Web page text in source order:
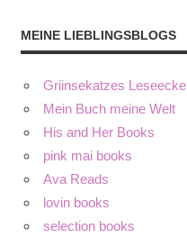
MEINE LIEBLINGSBLOGS
Griinsekatzes Leseecke
Mein Buch meine Welt
His and Her Books
pink mai books
Ava Reads
lovin books
selection books